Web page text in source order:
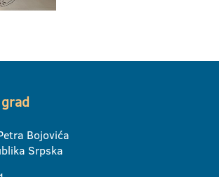
Bojovića
Srpska